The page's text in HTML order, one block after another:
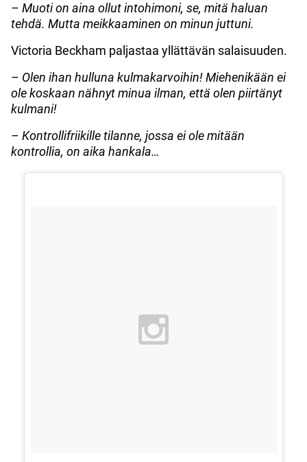
– Muoti on aina ollut intohimoni, se, mitä haluan
tehdä. Mutta meikkaaminen on minun juttuni.
Victoria Beckham paljastaa yllättävän salaisuuden.
– Olen ihan hulluna kulmakarvoihin! Miehenikään ei
ole koskaan nähnyt minua ilman, että olen piirtänyt
kulmani!
– Kontrollifriikille tilanne, jossa ei ole mitään
kontrollia, on aika hankala…